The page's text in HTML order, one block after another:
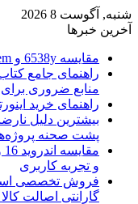
شنبه, آگوست 8 2026
آخرین خبرها
مقایسه 6538y و intel xeon platinum 8470q oem
راهنمای جامع
منابع ضروری
راهنمای خرید
بیشترین دلیل
پشت صحنه
و تجربه کاربری
فروش تخصصی
گارانتی اصالت